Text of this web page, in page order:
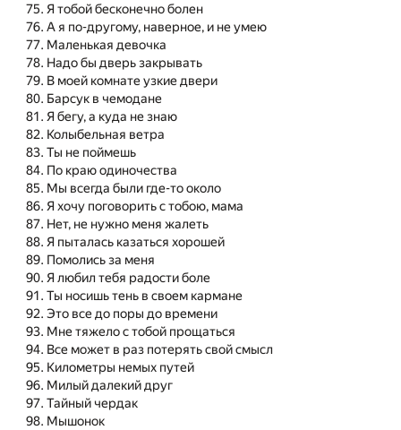
Я тобой бесконечно болен
А я по-другому, наверное, и не умею
Маленькая девочка
Надо бы дверь закрывать
В моей комнате узкие двери
Барсук в чемодане
Я бегу, а куда не знаю
Колыбельная ветра
Ты не поймешь
По краю одиночества
Мы всегда были где-то около
Я хочу поговорить с тобою, мама
Нет, не нужно меня жалеть
Я пыталась казаться хорошей
Помолись за меня
Я любил тебя радости боле
Ты носишь тень в своем кармане
Это все до поры до времени
Мне тяжело с тобой прощаться
Все может в раз потерять свой смысл
Километры немых путей
Милый далекий друг
Тайный чердак
Мышонок